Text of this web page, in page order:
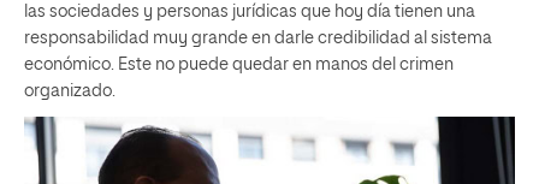
las sociedades y personas jurídicas que hoy día tienen una
responsabilidad muy grande en darle credibilidad al sistema
económico. Este no puede quedar en manos del crimen
organizado.